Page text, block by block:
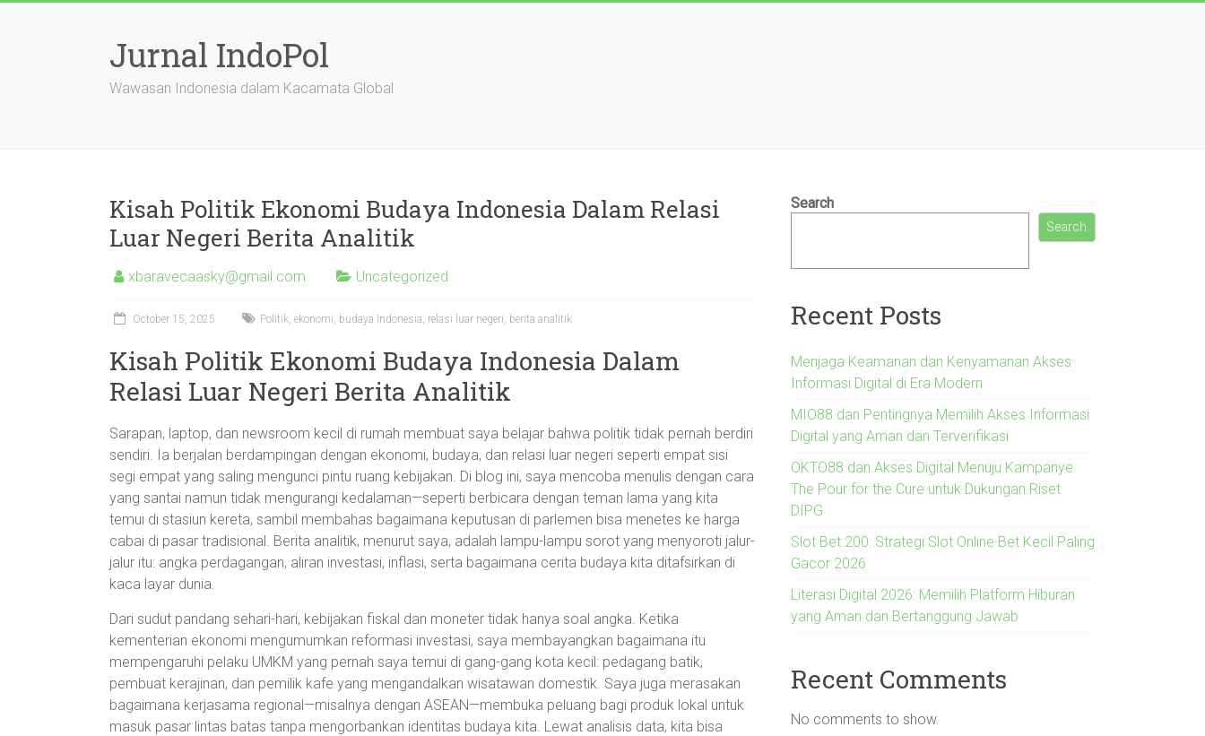
Jurnal IndoPol
Wawasan Indonesia dalam Kacamata Global
Kisah Politik Ekonomi Budaya Indonesia Dalam Relasi
Luar Negeri Berita Analitik
xbaravecaasky@gmail.com Uncategorized
October 15, 2025 Politik, ekonomi, budaya Indonesia, relasi luar negeri, berita analitik
Kisah Politik Ekonomi Budaya Indonesia Dalam
Relasi Luar Negeri Berita Analitik
Sarapan, laptop, dan newsroom kecil di rumah membuat saya belajar bahwa politik tidak pernah berdiri
sendiri. Ia berjalan berdampingan dengan ekonomi, budaya, dan relasi luar negeri seperti empat sisi
segi empat yang saling mengunci pintu ruang kebijakan. Di blog ini, saya mencoba menulis dengan cara
yang santai namun tidak mengurangi kedalaman—seperti berbicara dengan teman lama yang kita
temui di stasiun kereta, sambil membahas bagaimana keputusan di parlemen bisa menetes ke harga
cabai di pasar tradisional. Berita analitik, menurut saya, adalah lampu-lampu sorot yang menyoroti jalur-
jalur itu: angka perdagangan, aliran investasi, inflasi, serta bagaimana cerita budaya kita ditafsirkan di
kaca layar dunia.
Dari sudut pandang sehari-hari, kebijakan fiskal dan moneter tidak hanya soal angka. Ketika
kementerian ekonomi mengumumkan reformasi investasi, saya membayangkan bagaimana itu
mempengaruhi pelaku UMKM yang pernah saya temui di gang-gang kota kecil: pedagang batik,
pembuat kerajinan, dan pemilik kafe yang mengandalkan wisatawan domestik. Saya juga merasakan
bagaimana kerjasama regional—misalnya dengan ASEAN—membuka peluang bagi produk lokal untuk
masuk pasar lintas batas tanpa mengorbankan identitas budaya kita. Lewat analisis data, kita bisa
Search
Search
Recent Posts
Menjaga Keamanan dan Kenyamanan Akses
Informasi Digital di Era Modern
MIO88 dan Pentingnya Memilih Akses Informasi
Digital yang Aman dan Terverifikasi
OKTO88 dan Akses Digital Menuju Kampanye
The Pour for the Cure untuk Dukungan Riset
DIPG
Slot Bet 200: Strategi Slot Online Bet Kecil Paling
Gacor 2026
Literasi Digital 2026: Memilih Platform Hiburan
yang Aman dan Bertanggung Jawab
Recent Comments
No comments to show.